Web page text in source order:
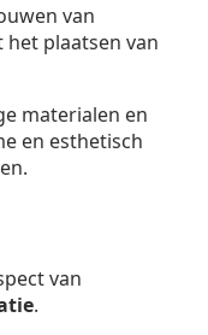
van
het plaatsen van
materialen en
en esthetisch
van
.